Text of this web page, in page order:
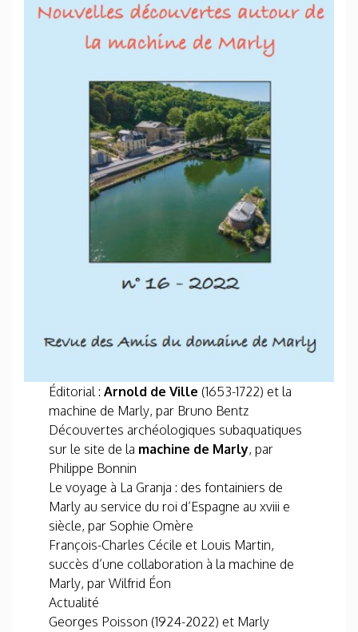
Éditorial :Arnold de Ville (1653-1722) et la
machine de Marly, par Bruno Bentz
Découvertes archéologiques subaquatiques
sur le site de la machine de Marly, par
Philippe Bonnin
Le voyage à La Granja : des fontainiers de
Marly au service du roi d’Espagne au xviii e
siècle, par Sophie Omère
François-Charles Cécile et Louis Martin,
succès d’une collaboration à la machine de
Marly, par Wilfrid Éon
Actualité
Georges Poisson (1924-2022) et Marly